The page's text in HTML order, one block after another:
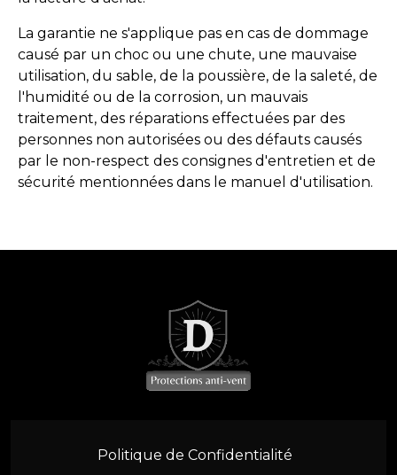
MX5 NA/NB R-style (1989-2005)
MX5 NA/NB V-style (1989-2005)
MX5 NC (2005-2015)
MX5 ND (à partir du 2015)
SL R107 (1971-1989)
La garantie ne s'applique pas en cas de dommage
causé par un choc ou une chute, une mauvaise
utilisation, du sable, de la poussière, de la saleté, de
l'humidité ou de la corrosion, un mauvais
traitement, des réparations effectuées par des
personnes non autorisées ou des défauts causés
par le non-respect des consignes d'entretien et de
sécurité mentionnées dans le manuel d'utilisation.
Politique de Confidentialité